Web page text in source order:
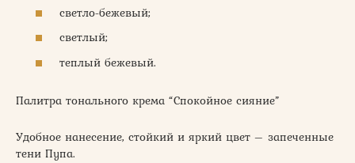
светло-бежевый;
светлый;
теплый бежевый.
Палитра тонального крема “Спокойное сияние”
Удобное нанесение, стойкий и яркий цвет – запеченные
тени Пупа.